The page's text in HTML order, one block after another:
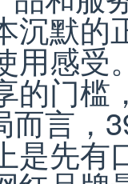
沉默的
用感
的门槛
而言，
是先有